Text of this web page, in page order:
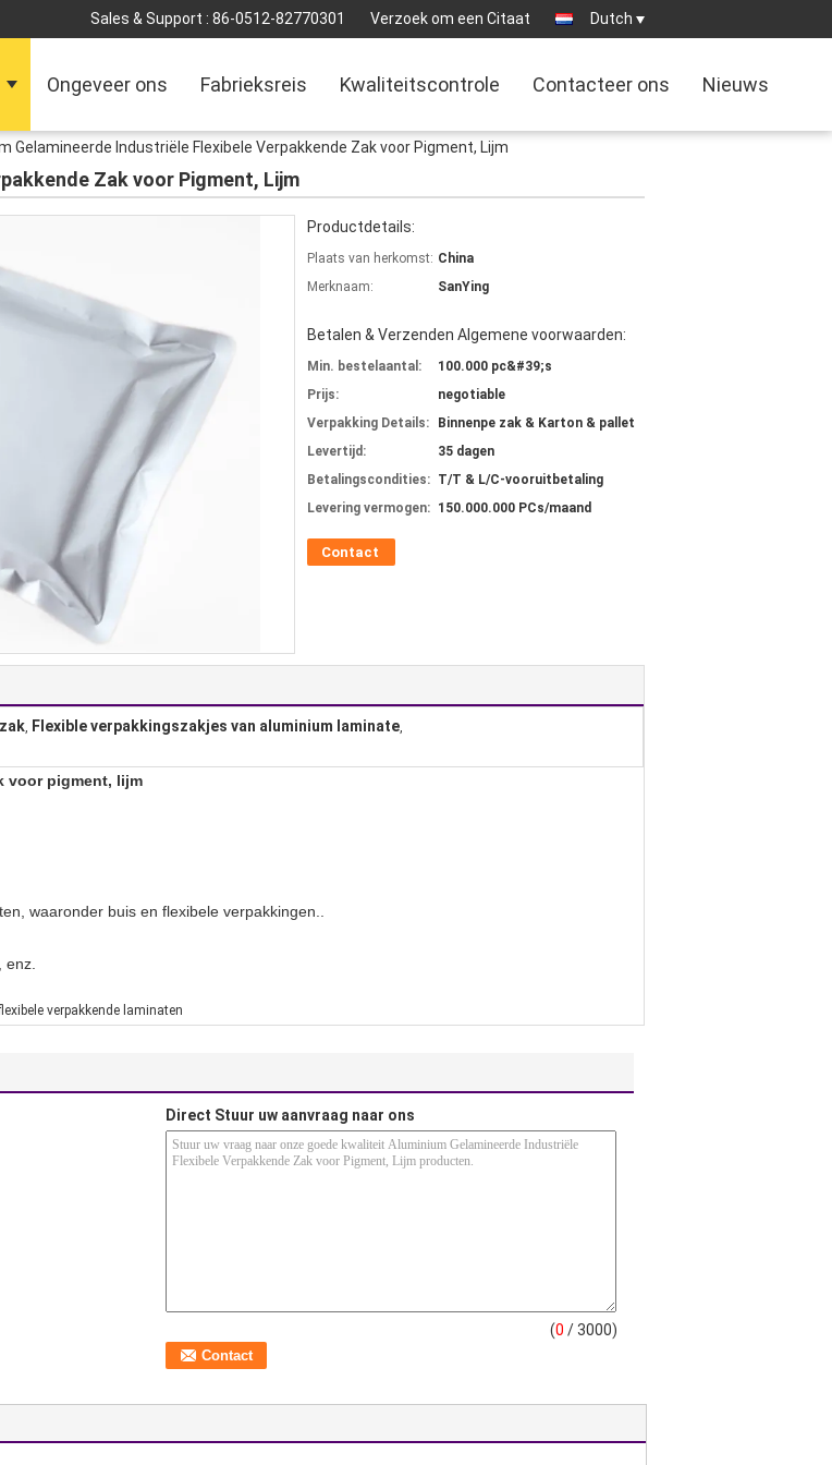
Sales & Support : 86-0512-82770301 Verzoek om een Citaat Dutch
Ongeveer ons Fabrieksreis Kwaliteitscontrole Contacteer ons Nieuws
Gelamineerde Industriële Flexibele Verpakkende Zak voor Pigment, Lijm
Zak voor Pigment, Lijm
Productdetails:
Plaats van herkomst: China
Merknaam:
SanYing
Betalen & Verzenden Algemene voorwaarden:
Min. bestelaantal:
100.000 pc&#39;s
Prijs:
negotiable
Verpakking Details:
Binnenpe zak & Karton & pallet
Levertijd:
35 dagen
Betalingscondities: T/T & L/C-vooruitbetaling
Levering vermogen: 150.000.000 PCs/maand
Contact
, Flexible verpakkingszakjes van aluminium laminate,
voor pigment, lijm
waaronder buis en flexibele verpakkingen..
verpakkende laminaten
Direct Stuur uw aanvraag naar ons
(0 / 3000)